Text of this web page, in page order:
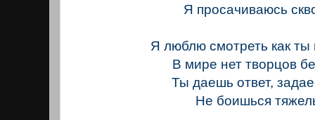
Я просачиваюсь
Я люблю смотреть как
В мире нет творцов
Ты даешь ответ,
Не боишься